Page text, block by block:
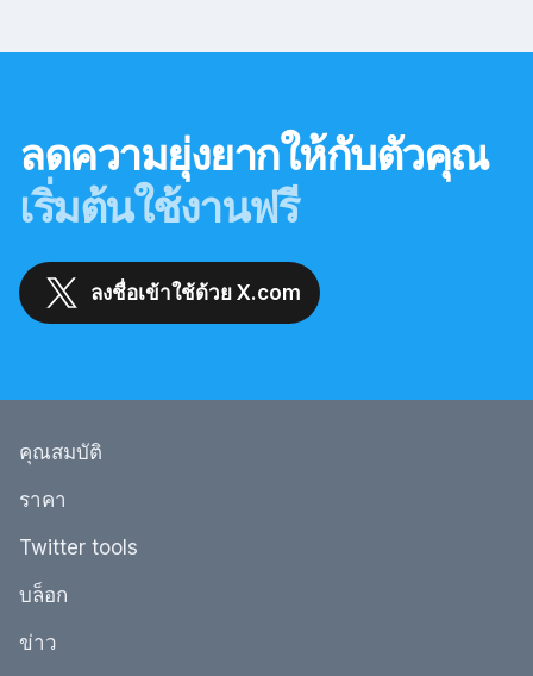
ลดความยุ่งยากให้กับตัวคุณ
เริ่มต้นใช้งานฟรี
ลงชื่อเข้าใช้ด้วย X.com
คุณสมบัติ
ราคา
Twitter tools
บล็อก
ข่าว